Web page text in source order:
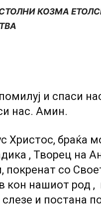
КОЗМА
и спаси
нас. Амин.
Христос, браќа
, Творец на
покренат со
кон нашиот род ,
слезе и постана